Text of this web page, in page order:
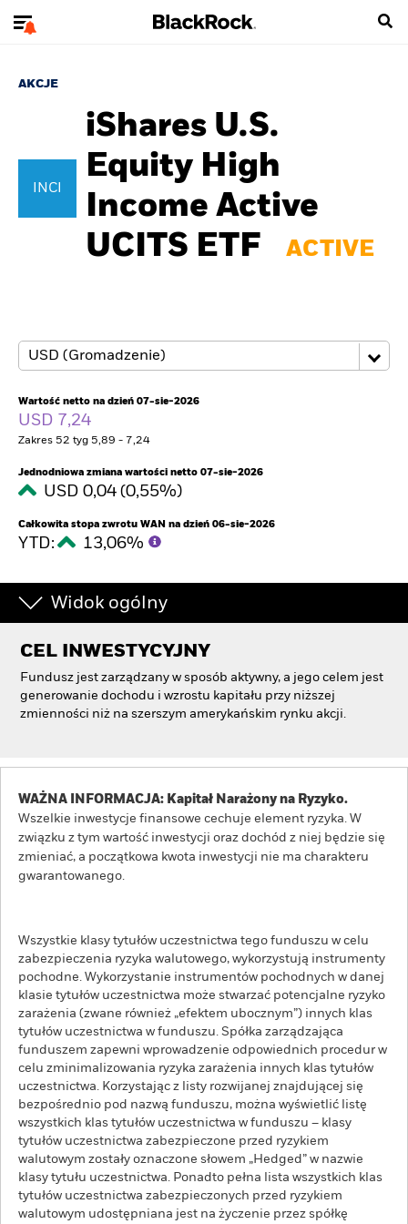
AKCJE
INCI
iShares U.S.
Equity High
Income Active
UCITS ETF
ACTIVE
Wartość netto na dzień 07-sie-2026
USD 7,24
Zakres 52 tyg 5,89 - 7,24
Jednodniowa zmiana wartości netto 07-sie-2026
USD 0,04 (0,55%)
Całkowita stopa zwrotu WAN na dzień 06-sie-2026
YTD: 13,06%
Widok ogólny
CEL INWESTYCYJNY
Fundusz jest zarządzany w sposób aktywny, a jego celem jest
generowanie dochodu i wzrostu kapitału przy niższej
zmienności niż na szerszym amerykańskim rynku akcji.
WAŻNA INFORMACJA: Kapitał Narażony na Ryzyko.
Wszelkie inwestycje finansowe cechuje element ryzyka. W
związku z tym wartość inwestycji oraz dochód z niej będzie się
zmieniać, a początkowa kwota inwestycji nie ma charakteru
gwarantowanego.
Wszystkie klasy tytułów uczestnictwa tego funduszu w celu
zabezpieczenia ryzyka walutowego, wykorzystują instrumenty
pochodne. Wykorzystanie instrumentów pochodnych w danej
klasie tytułów uczestnictwa może stwarzać potencjalne ryzyko
zarażenia (zwane również „efektem ubocznym”) innych klas
tytułów uczestnictwa w funduszu. Spółka zarządzająca
funduszem zapewni wprowadzenie odpowiednich procedur w
celu zminimalizowania ryzyka zarażenia innych klas tytułów
uczestnictwa. Korzystając z listy rozwijanej znajdującej się
bezpośrednio pod nazwą funduszu, można wyświetlić listę
wszystkich klas tytułów uczestnictwa w funduszu – klasy
tytułów uczestnictwa zabezpieczone przed ryzykiem
walutowym zostały oznaczone słowem „Hedged” w nazwie
klasy tytułu uczestnictwa. Ponadto pełna lista wszystkich klas
tytułów uczestnictwa zabezpieczonych przed ryzykiem
walutowym udostępniana jest na życzenie przez spółkę